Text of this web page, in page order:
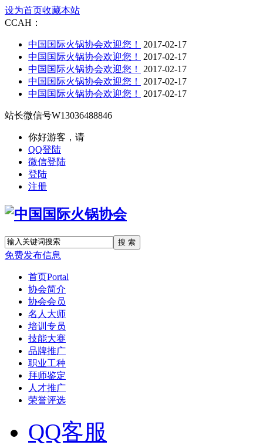
设为首页收藏本站
CCAH：
中国国际火锅协会欢迎您！
2017-02-17
中国国际火锅协会欢迎您！
2017-02-17
中国国际火锅协会欢迎您！
2017-02-17
中国国际火锅协会欢迎您！
2017-02-17
中国国际火锅协会欢迎您！
2017-02-17
站长微信号W13036488846
你好游客，请
QQ登陆
微信登陆
登陆
注册
搜 索
免费发布信息
首页Portal
协会简介
协会会员
名人大师
培训专员
技能大赛
品牌推广
职业工种
拜师鉴定
人才推广
荣誉评选
QQ客服